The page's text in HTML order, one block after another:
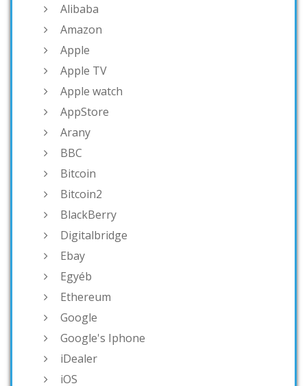
Alibaba
Amazon
Apple
Apple TV
Apple watch
AppStore
Arany
BBC
Bitcoin
Bitcoin2
BlackBerry
Digitalbridge
Ebay
Egyéb
Ethereum
Google
Google's Iphone
iDealer
iOS